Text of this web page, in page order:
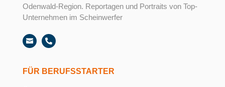
Odenwald-Region. Reportagen und Portraits von Top-
Unternehmen im Scheinwerfer
 
FÜR BERUFSSTARTER